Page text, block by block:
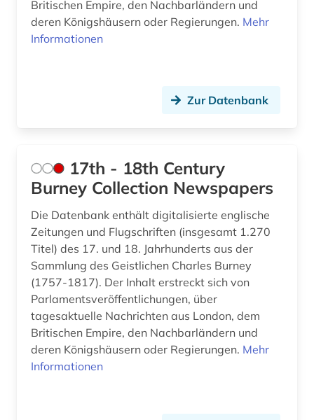
asien (11)
atlas (10)
atomare bedrohung (1)
audio recordings (1)
audiodatei (3)
audioführung (1)
audiothek (1)
audiovisuelles material (3)
aufgebot (1)
Britischen Empire, den Nachbarländern und
deren Königshäusern oder Regierungen. Mehr
Informationen
Zur Datenbank
17th - 18th Century
Burney Collection Newspapers
Die Datenbank enthält digitalisierte englische
Zeitungen und Flugschriften (insgesamt 1.270
Titel) des 17. und 18. Jahrhunderts aus der
Sammlung des Geistlichen Charles Burney
(1757-1817). Der Inhalt erstreckt sich von
Parlamentsveröffentlichungen, über
tagesaktuelle Nachrichten aus London, dem
Britischen Empire, den Nachbarländern und
deren Königshäusern oder Regierungen. Mehr
Informationen